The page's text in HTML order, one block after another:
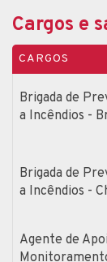
Cargos e
CARGOS
Brigada de
a Incêndios -
Brigada de
a Incêndios -
Agente de